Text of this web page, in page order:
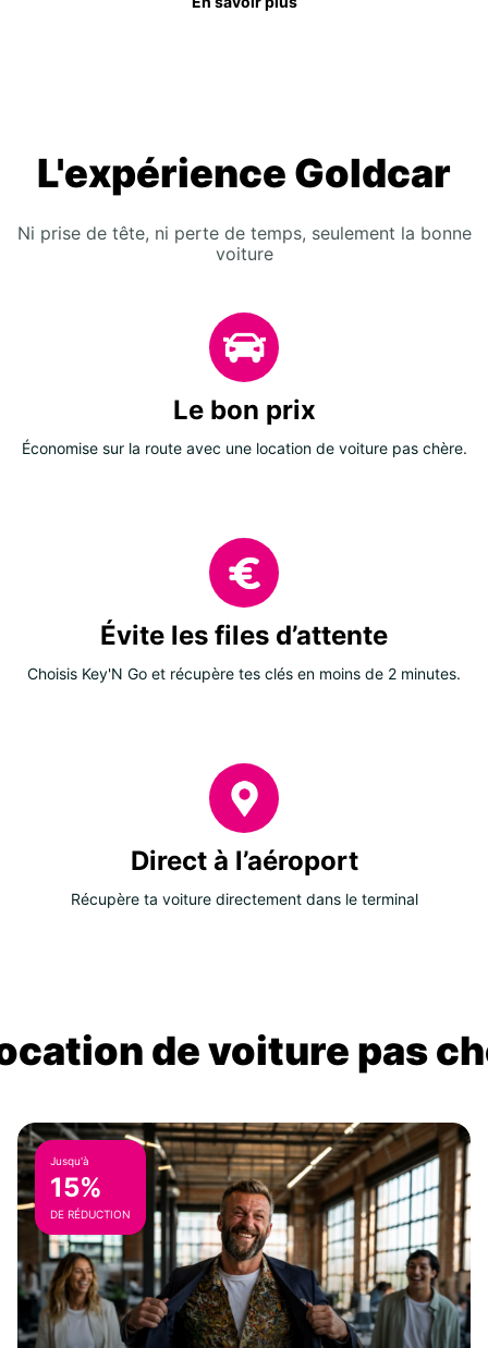
L'expérience Goldcar
Ni prise de tête, ni perte de temps, seulement la bonne
voiture
Le bon prix
Économise sur la route avec une location de voiture pas chère.
Évite les files d’attente
Choisis Key'N Go et récupère tes clés en moins de 2 minutes.
Direct à l’aéroport
Récupère ta voiture directement dans le terminal
de voiture pas
Jusqu'à
15%
DE RÉDUCTION